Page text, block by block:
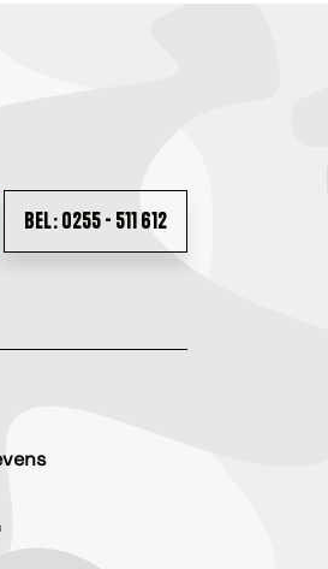
BEL: 0255 - 511 612